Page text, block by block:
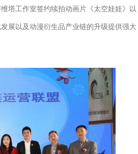
塔工作室签约续拍动画片《太空娃娃》以
展以及动漫衍生品产业链的升级提供强大